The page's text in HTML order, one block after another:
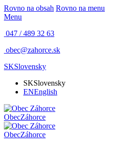
Rovno na obsah Rovno na menu
Menu
047 / 489 32 63
obec@zahorce.sk
SKSlovensky
SKSlovensky
ENEnglish
ObecZáhorce
ObecZáhorce